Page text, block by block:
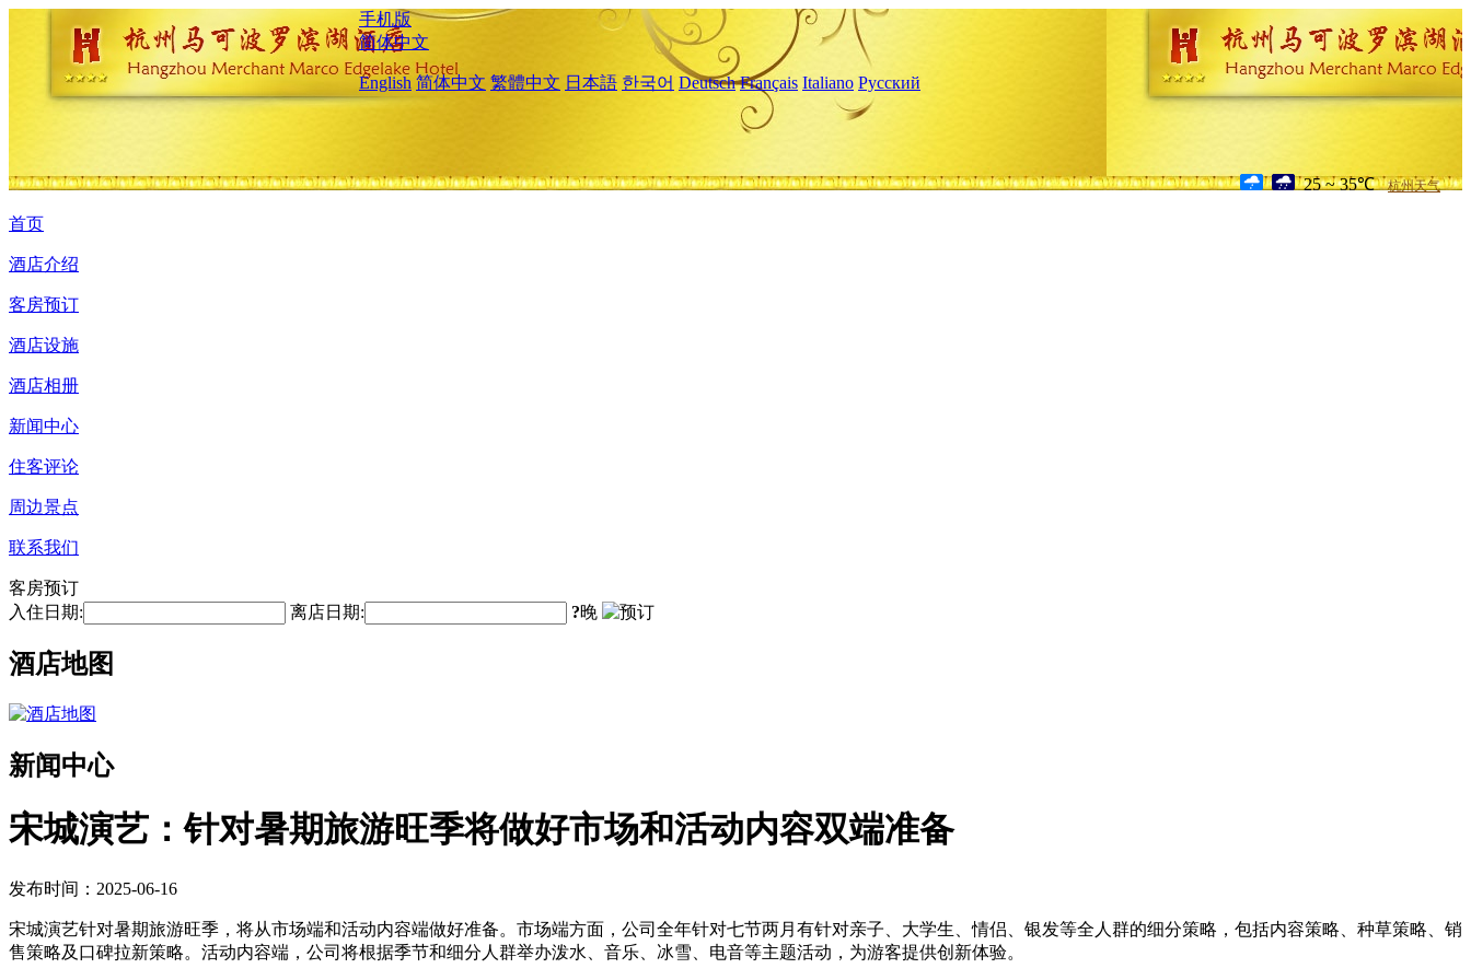
手机版
简体中文
English 简体中文 繁體中文 日本語 한국어 Deutsch Français Italiano Русский
25 ~ 35℃ 杭州天气
首页
酒店介绍
客房预订
酒店设施
酒店相册
新闻中心
住客评论
周边景点
联系我们
客房预订
入住日期:
离店日期: ?晚
酒店地图
新闻中心
宋城演艺：针对暑期旅游旺季将做好市场和活动内容双端准备
发布时间：2025-06-16
宋城演艺针对暑期旅游旺季，将从市场端和活动内容端做好准备。市场端方面，公司全年针对七节两月有针对亲子、大学生、情侣、银发等全人群的细分策略，包括内容策略、种草策略、销
售策略及口碑拉新策略。活动内容端，公司将根据季节和细分人群举办泼水、音乐、冰雪、电音等主题活动，为游客提供创新体验。